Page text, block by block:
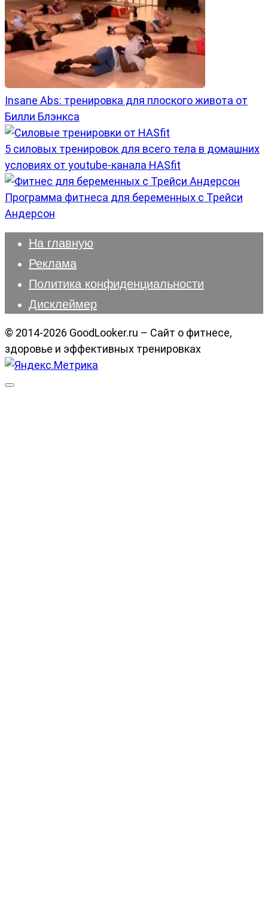
Insane Abs: тренировка для плоского живота от
Билли Блэнкса
5 силовых тренировок для всего тела в домашних
условиях от youtube-канала HASfit
Программа фитнеса для беременных с Трейси
Андерсон
На главную
Реклама
Политика конфиденциальности
Дисклеймер
© 2014-2026 GoodLooker.ru – Сайт о фитнесе,
здоровье и эффективных тренировках